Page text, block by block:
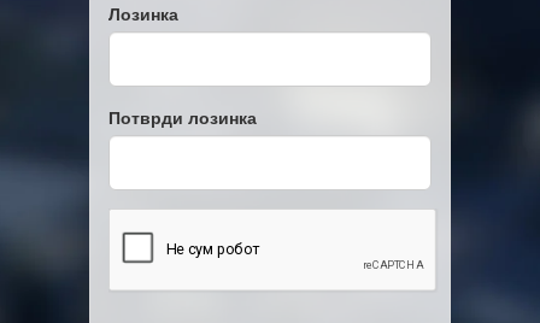
Лозинка
Потврди лозинка